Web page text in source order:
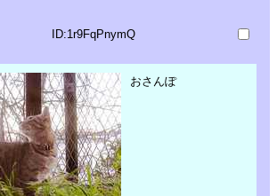
ID:1r9FqPnymQ
おさんぽ